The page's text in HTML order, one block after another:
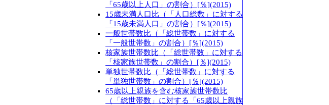
「65歳以上人口」の割合）[％](2015)
15歳未満人口比（「人口総数」に対する
「15歳未満人口」の割合）[％](2015)
一般世帯数比（「総世帯数」に対する
「一般世帯数」の割合）[％](2015)
核家族世帯数比（「総世帯数」に対する
「核家族世帯数」の割合）[％](2015)
単独世帯数比（「総世帯数」に対する
「単独世帯数」の割合）[％](2015)
65歳以上親族を含む核家族世帯数比
（「総世帯数」に対する「65歳以上親族